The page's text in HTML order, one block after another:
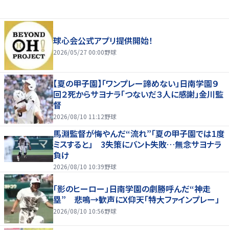
球心会公式アプリ提供開始！
2026/05/27 00:00野球
【夏の甲子園】「ワンプレー諦めない」日南学園９
回２死からサヨナラ「つないだ３人に感謝」金川監
督
2026/08/10 11:12野球
馬淵監督が悔やんだ“流れ”「夏の甲子園では1度
ミスすると」 3失策にバント失敗…無念サヨナラ
負け
2026/08/10 10:39野球
「影のヒーロー」日南学園の劇勝呼んだ“神走
塁” 悲鳴→歓声にX仰天「特大ファインプレー」
2026/08/10 10:56野球